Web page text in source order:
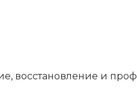
восстановление и